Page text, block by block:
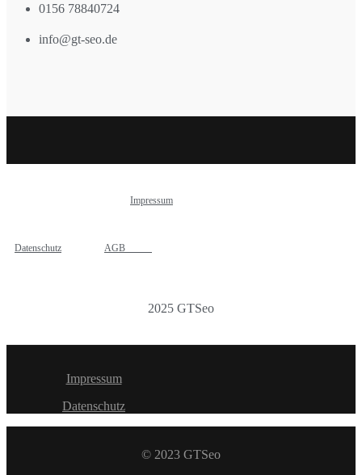
0156 78840724
info@gt-seo.de
Impressum
Datenschutz AGB
2025 GTSeo
Impressum
Datenschutz
© 2023 GTSeo